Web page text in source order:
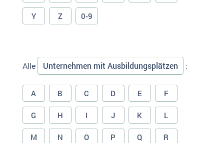
Y Z 0-9
Alle Unternehmen mit Ausbildungsplätzen :
A B C D E F
G H I J K L
M N O P Q R